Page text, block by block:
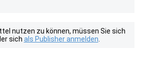
nutzen zu können, müssen Sie sich
sich als Publisher anmelden